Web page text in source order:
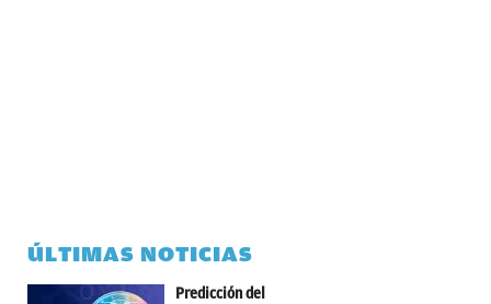
ÚLTIMAS NOTICIAS
Predicción del